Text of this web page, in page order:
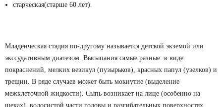
старческая(старше 60 лет).
Младенческая стадия по-другому называется детской экземой или
экссудативным диатезом. Высыпания самые разные: в виде
покраснений, мелких везикул (пузырьков), красных папул (узелков) и
трещин. В ряде случаев может быть мокнутие (выделение
межклеточной жидкости). Сыпь возникает на лице (особенно на
щеках), волосистой части головы и разгибательных поверхностях